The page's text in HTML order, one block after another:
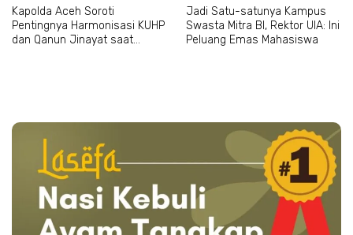
Kapolda Aceh Soroti
Pentingnya Harmonisasi KUHP
dan Qanun Jinayat saat
Jadi Satu-satunya Kampus
Swasta Mitra BI, Rektor UIA: Ini
Peluang Emas Mahasiswa